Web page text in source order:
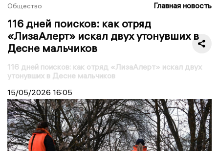
Общество Главная новость
116 дней поисков: как отряд
«ЛизаАлерт» искал двух утонувших в
Десне мальчиков
116 дней поисков: как отряд «ЛизаАлерт» искал двух
утонувших в Десне мальчиков
15/05/2026 16:05